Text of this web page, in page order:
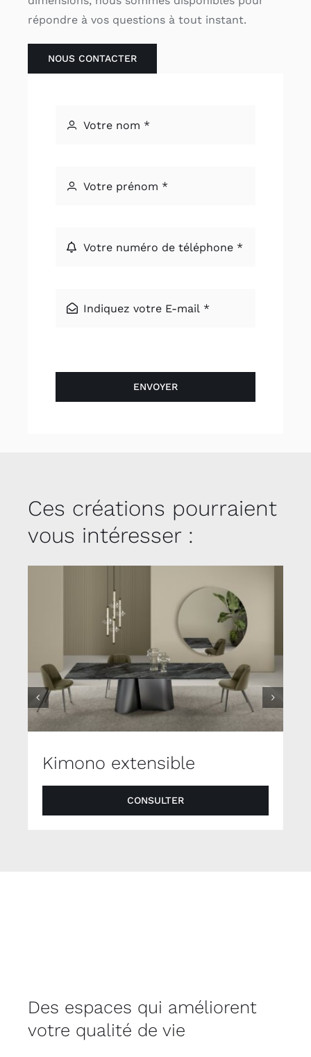
répondre à vos questions à tout instant.
NOUS CONTACTER
ENVOYER
Ces créations pourraient
vous intéresser :
Kimono extensible
CONSULTER
Des espaces qui améliorent
votre qualité de vie